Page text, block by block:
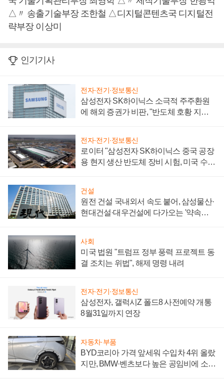
△〃 송출기술부장 조한철 △디지털콘텐츠국 디지털전
략부장 이상미
인기기사
전자·전기·정보통신
삼성전자 SK하이닉스 소극적 주주환원
에 해외 증권가 비판, "반도체 호황 지속
전자·전기·정보통신
로이터 "삼성전자 SK하이닉스 중국 공장
용 현지 생산 반도체 장비 시험, 미국 수출
건설
원전 건설 국내외서 속도 붙어, 삼성물산·
현대건설·대우건설에 다가오는 '약속의
사회
미국 법원 "트럼프 정부 풍력 프로젝트 동
결 조치는 위법", 해제 명령 내려
전자·전기·정보통신
삼성전자, 갤럭시Z 폴드8 사전예약 개통
8월31일까지 연장
자동차·부품
BYD코리아 가격 앞세워 수입차 4위 올랐
지만, BMW·벤츠보다 높은 공임비에 소비